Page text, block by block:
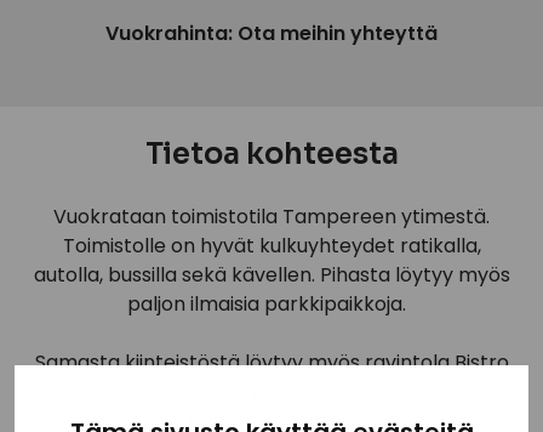
Vuokrahinta: Ota meihin yhteyttä
Tietoa kohteesta
Vuokrataan toimistotila Tampereen ytimestä.
Toimistolle on hyvät kulkuyhteydet ratikalla,
autolla, bussilla sekä kävellen. Pihasta löytyy myös
paljon ilmaisia parkkipaikkoja.
Samasta kiinteistöstä löytyy myös ravintola Bistro
työpäivän aikana.